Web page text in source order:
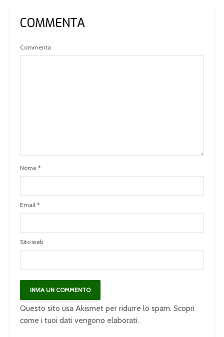
COMMENTA
Commenta
Nome *
Email *
Sito web
Questo sito usa Akismet per ridurre lo spam. Scopri
come i tuoi dati vengono elaborati.